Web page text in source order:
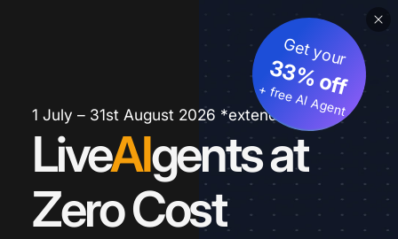
1 July – 31st August 2026 *extended
LiveAIgents at
Zero Cost
Get your
33% off
+ free AI Agent